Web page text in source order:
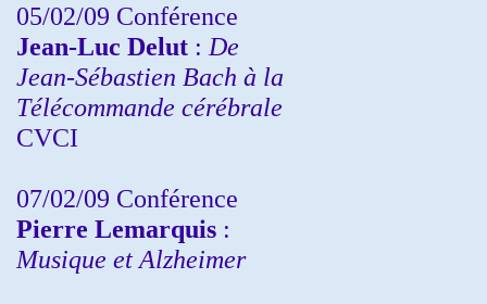
05/02/09 Conférence
Jean-Luc Delut : De
Jean-Sébastien Bach à la
Télécommande cérébrale
CVCI
07/02/09 Conférence
Pierre Lemarquis :
Musique et Alzheimer